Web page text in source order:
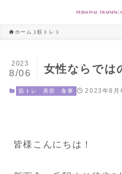
ホーム 筋トレ
女性ならでは
2023
8/06
筋トレ 美容 食事 2023年8月
皆様こんにちは！